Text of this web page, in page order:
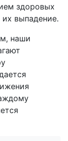
здоровых
их выпадение.
наши